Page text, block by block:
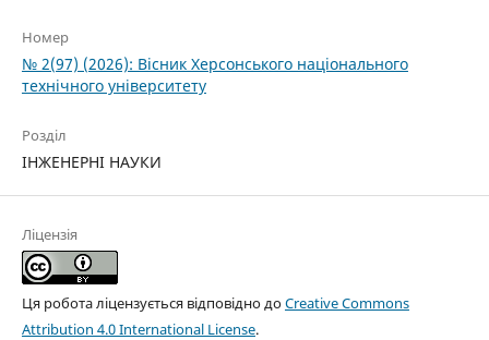
Номер
№ 2(97) (2026): Вісник Херсонського національного
технічного університету
Розділ
ІНЖЕНЕРНІ НАУКИ
Ліцензія
Ця робота ліцензується відповідно доCreative Commons
Attribution 4.0 International License.